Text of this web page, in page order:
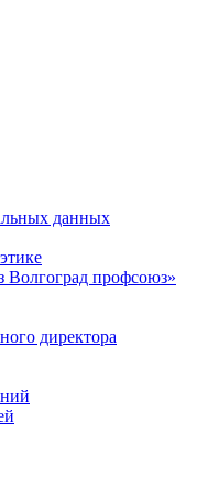
данных
профсоюз»
директора